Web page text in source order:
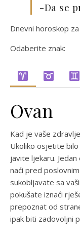
-Da se
Dnevni horoskop
Odaberite znak:
Ovan
Kad je vaše
Ukoliko osjetite
javite ljekaru.
naći pred
sukobljavate sa
pokušate iznaći
prepoznat od
ipak biti zadovoljni